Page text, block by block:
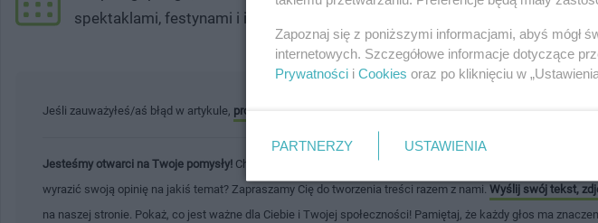
spektaklami, festynami i innymi atrakcjami. Możesz też
Jeśli zauważyłeś/aś błąd w artykule, prosimy o kontakt
Jesteśmy otwarci na Twoje pomysły! Chcesz podzielić się ważną informacją, napisać o ciekawym
wyrazić swoją opinię na jakiś temat? Zapraszamy Cię do tworzenia treści razem z nami. Wyślij swój tekst,
na naszej stronie. Pokaż, co jest ważne dla Ciebie i Twojej społeczności! Pamiętaj, że każdy głos ma
Zapoznaj się z poniższymi informacjami, abyś mógł
internetowych. Szczegółowe informacje dotyczące
Prywatności i Cookies oraz po kliknięciu w
PARTNERZY USTAWIENIA